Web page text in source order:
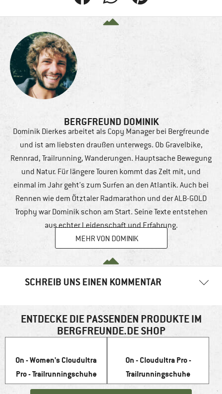
BERGFREUND DOMINIK
Dominik Dierkes arbeitet als Copy Manager bei Bergfreunde
und ist am liebsten draußen unterwegs. Ob Gravelbike,
Rennrad, Trailrunning, Wanderungen. Hauptsache Bewegung
und Natur. Für längere Touren kommt das Zelt mit, und
einmal im Jahr geht’s zum Surfen an den Atlantik. Auch bei
Rennen wie dem Ötztaler Radmarathon und der ALB-GOLD
Trophy war Dominik schon am Start. Seine Texte entstehen
aus echter Leidenschaft und Erfahrung.
MEHR VON DOMINIK
SCHREIB UNS EINEN KOMMENTAR
Felder sind mit*markiert
Kommentar*
ENTDECKE DIE PASSENDEN PRODUKTE IM
BERGFREUNDE.DE SHOP
On - Women's Cloudultra
Pro - Trailrunningschuhe
On - Cloudultra Pro -
Trailrunningschuhe